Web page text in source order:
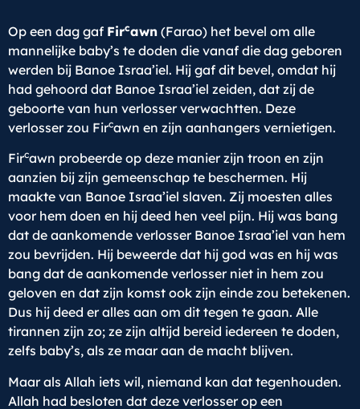
Op een dag gaf Fircawn (Farao) het bevel om alle
mannelijke baby’s te doden die vanaf die dag geboren
werden bij Banoe Israa’iel. Hij gaf dit bevel, omdat hij
had gehoord dat Banoe Israa’iel zeiden, dat zij de
geboorte van hun verlosser verwachtten. Deze
verlosser zou Fircawn en zijn aanhangers vernietigen.
Fircawn probeerde op deze manier zijn troon en zijn
aanzien bij zijn gemeenschap te beschermen. Hij
maakte van Banoe Israa’iel slaven. Zij moesten alles
voor hem doen en hij deed hen veel pijn. Hij was bang
dat de aankomende verlosser Banoe Israa’iel van hem
zou bevrijden. Hij beweerde dat hij god was en hij was
bang dat de aankomende verlosser niet in hem zou
geloven en dat zijn komst ook zijn einde zou betekenen.
Dus hij deed er alles aan om dit tegen te gaan. Alle
tirannen zijn zo; ze zijn altijd bereid iedereen te doden,
zelfs baby’s, als ze maar aan de macht blijven.
Maar als Allah iets wil, niemand kan dat tegenhouden.
Allah had besloten dat deze verlosser op een